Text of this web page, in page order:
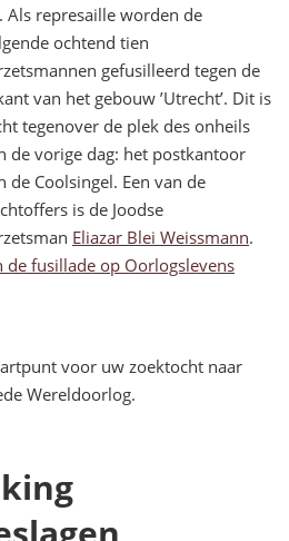
Als represaille worden de
ochtend tien
gefusilleerd tegen de
van het gebouw ’Utrecht’. Dit is
tegenover de plek des onheils
de vorige dag: het postkantoor
de Coolsingel. Een van de
is de Joodse
Eliazar Blei Weissmann.
de fusillade op Oorlogslevens
voor uw zoektocht naar
Wereldoorlog.